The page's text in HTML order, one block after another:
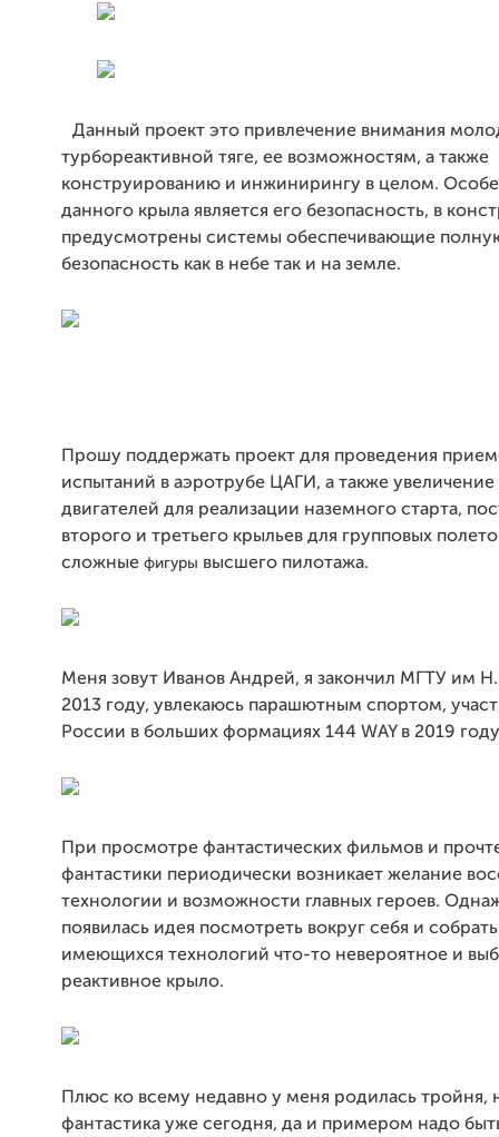
Данный проект это привлечение внимания
турбореактивной тяге, ее возможностям, а также
конструированию и инжинирингу в целом.
данного крыла является его безопасность, в
предусмотрены системы обеспечивающие
безопасность как в небе так и на земле.
Прошу поддержать проект для проведения
испытаний в аэротрубе ЦАГИ, а также
двигателей для реализации наземного старта,
второго и третьего крыльев для групповых
сложные фигуры высшего пилотажа.
Меня зовут Иванов Андрей, я закончил МГТУ им
2013 году, увлекаюсь парашютным спортом,
России в больших формациях 144 WAY в 2019
При просмотре фантастических фильмов и
фантастики периодически возникает желание
технологии и возможности главных героев.
появилась идея посмотреть вокруг себя и
имеющихся технологий что-то невероятное и
реактивное крыло.
Плюс ко всему недавно у меня родилась тройня,
фантастика уже сегодня, да и примером надо